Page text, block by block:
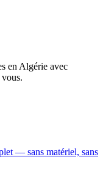
en Algérie avec
— sans matériel, sans